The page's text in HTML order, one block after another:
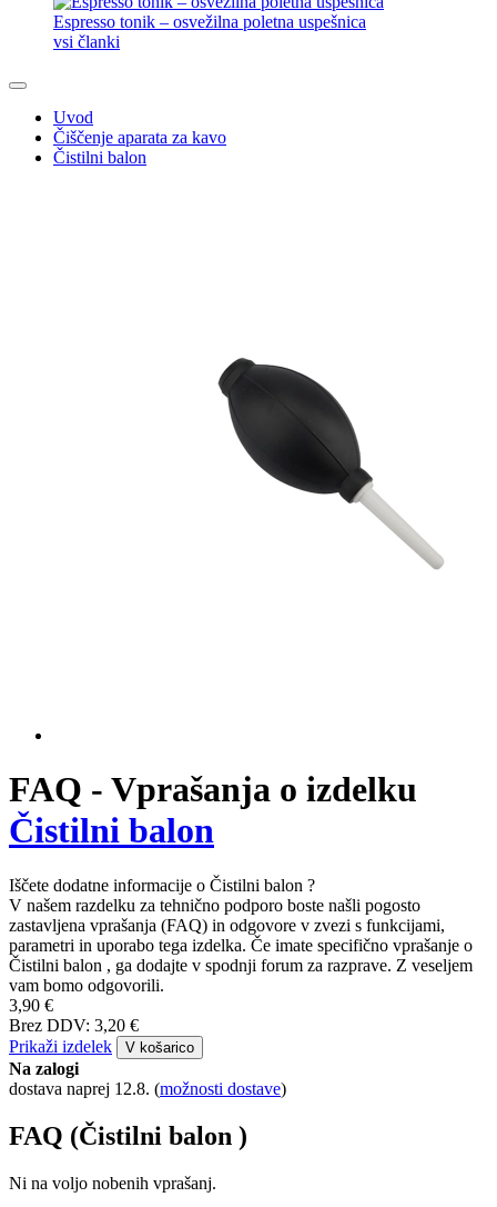
Espresso tonik – osvežilna poletna uspešnica
vsi članki
Uvod
Čiščenje aparata za kavo
Čistilni balon
FAQ - Vprašanja o izdelku
Čistilni balon
Iščete dodatne informacije o Čistilni balon ?
V našem razdelku za tehnično podporo boste našli pogosto
zastavljena vprašanja (FAQ) in odgovore v zvezi s funkcijami,
parametri in uporabo tega izdelka. Če imate specifično vprašanje o
Čistilni balon , ga dodajte v spodnji forum za razprave. Z veseljem
vam bomo odgovorili.
3,90 €
Brez DDV: 3,20 €
Prikaži izdelek
V košarico
Na zalogi
dostava naprej 12.8. (možnosti dostave)
FAQ (Čistilni balon )
Ni na voljo nobenih vprašanj.